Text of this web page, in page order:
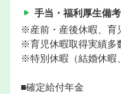
手当・福利厚生備考
※産前・産後休暇、育
※育児休暇取得実績多
※特別休暇（結婚休暇
■確定給付年金